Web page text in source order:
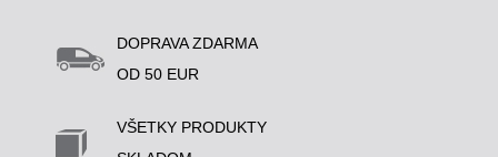
DOPRAVA ZDARMA
OD 50 EUR
VŠETKY PRODUKTY